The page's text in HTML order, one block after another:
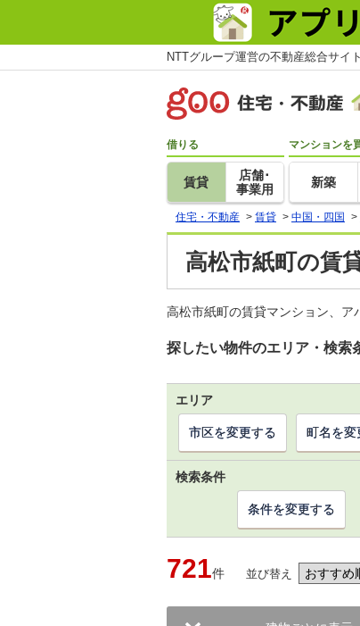
NTTグループ運営の不動産総合サイ
借りる
賃貸
店舗･
事業用
マンションを
新築
住宅・不動産 > 賃貸 > 中国・四国 >
高松市紙町の賃
高松市紙町の賃貸マンション、ア
探したい物件のエリア・検索
エリア
市区を変更する 町名を変
検索条件
条件を変更する
721件 並び替え